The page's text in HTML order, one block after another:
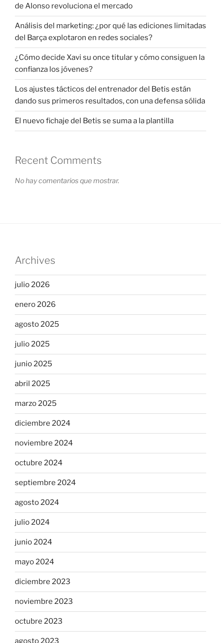
de Alonso revoluciona el mercado
Análisis del marketing: ¿por qué las ediciones limitadas
del Barça explotaron en redes sociales?
¿Cómo decide Xavi su once titular y cómo consiguen la
confianza los jóvenes?
Los ajustes tácticos del entrenador del Betis están
dando sus primeros resultados, con una defensa sólida
El nuevo fichaje del Betis se suma a la plantilla
Recent Comments
No hay comentarios que mostrar.
Archives
julio 2026
enero 2026
agosto 2025
julio 2025
junio 2025
abril 2025
marzo 2025
diciembre 2024
noviembre 2024
octubre 2024
septiembre 2024
agosto 2024
julio 2024
junio 2024
mayo 2024
diciembre 2023
noviembre 2023
octubre 2023
agosto 2023